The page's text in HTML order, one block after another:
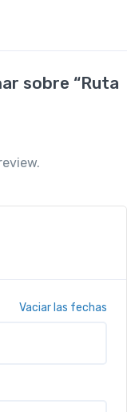
sobre “Ruta
Vaciar las fechas